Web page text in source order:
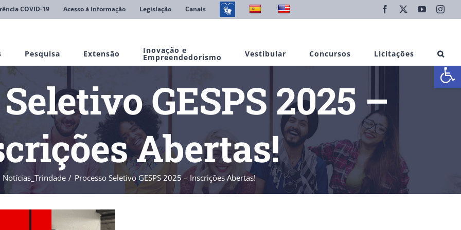
Abrir
COVID-19 Acesso à informação Legislação Canais Facebook YouTube
Pesquisa Extensão Inovação e
Empreendedorismo Vestibular Concursos Licitações
GESPS 2025 –
Abertas!
Notícias_Trindade Processo Seletivo GESPS 2025 – Inscrições Abertas!